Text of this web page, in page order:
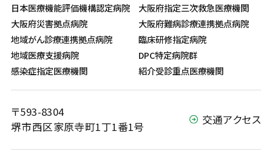
日本医療機能評価機構認定病院
大阪府指定三次救急医療機関
大阪府災害拠点病院
大阪府難病診療連携拠点病院
地域がん診療連携拠点病院
臨床研修指定病院
地域医療支援病院
DPC特定病院群
感染症指定医療機関
紹介受診重点医療機関
〒593-8304
堺市西区家原寺町1丁1番1号
交通アクセス